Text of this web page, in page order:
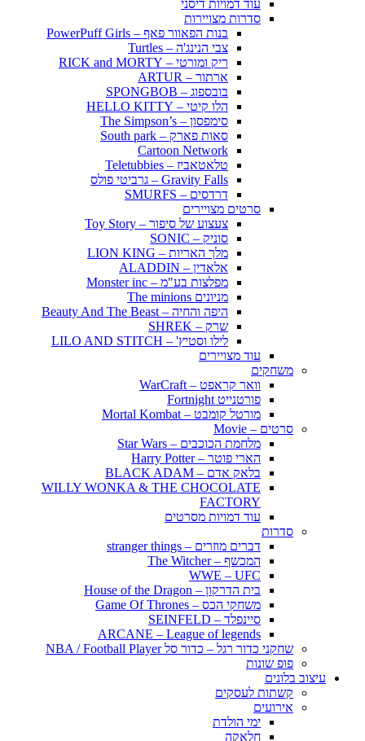
עוד דמויות דיסני
סדרות מצויירות
בנות הפאוור פאף – PowerPuff Girls
צבי הנינג'ה – Turtles
ריק ומורטי – RICK and MORTY
ארתור – ARTUR
בובספוג – SPONGBOB
הלו קיטי – HELLO KITTY
סימפסון – The Simpson’s
סאות פארק – South park
Cartoon Network
טלאטאביז – Teletubbies
Gravity Falls – גרביטי פולס
דרדסים – SMURFS
סרטים מצויירים
צעצוע של סיפור – Toy Story
סוניק – SONIC
מלך האריות – LION KING
אלאדין – ALADDIN
מפלצות בע"מ – Monster inc
מניונים The minions
היפה והחיה – Beauty And The Beast
שרק – SHREK
לילו וסטיץ' – LILO AND STITCH
עוד מצויירים
משחקים
וואר קראפט – WarCraft
פורטנייט Fortnight
מורטל קומבט – Mortal Kombat
סרטים – Movie
מלחמת הכוכבים – Star Wars
הארי פוטר – Harry Potter
בלאק אדם – BLACK ADAM
WILLY WONKA & THE CHOCOLATE
FACTORY
עוד דמויות מסרטים
סדרות
דברים מוזרים – stranger things
המכשף – The Witcher
WWE – UFC
בית הדרקון – House of the Dragon
משחקי הכס – Game Of Thrones
סיינפלד – SEINFELD
ARCANE – League of legends
שחקני כדור רגל – כדור סל NBA / Football Player
פופ שונות
עיצוב בלונים
קשתות לעסקים
אירועים
ימי הולדת
חלאקה